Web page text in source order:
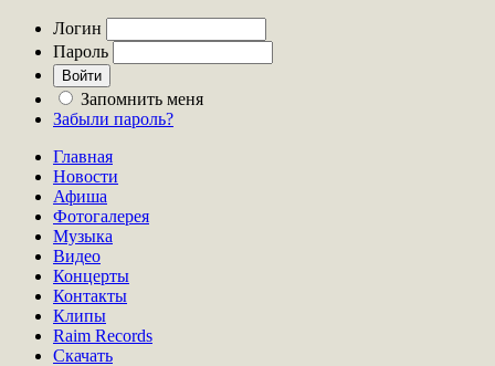
Логин
Пароль
Запомнить меня
Забыли пароль?
Главная
Новости
Афиша
Фотогалерея
Музыка
Видео
Концерты
Контакты
Клипы
Raim Records
Скачать